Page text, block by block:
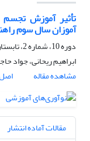
تأثیر آموزش
آموزان سال سوم
دوره 10، شماره 2، تابستان 1390، صفحه
ابراهیم ریحانی، جواد
مشاهده مقاله
مقالات آماده انتشار